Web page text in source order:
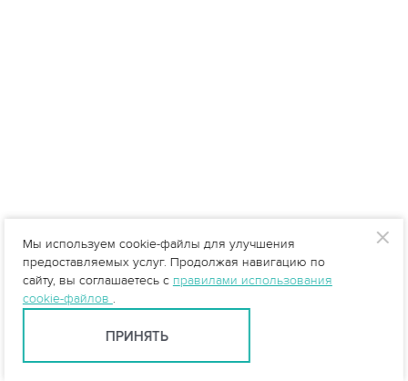
Мы используем cookie-файлы для улучшения
предоставляемых услуг. Продолжая навигацию по
сайту, вы соглашаетесь с правилами использования
cookie-файлов .
ПРИНЯТЬ